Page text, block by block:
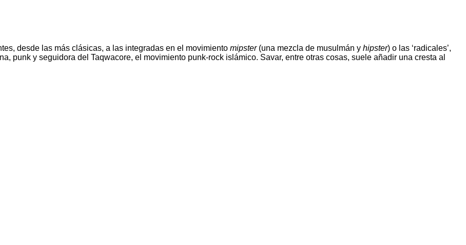
desde las más clásicas, a las integradas en el movimiento mipster(una mezcla de musulmán y hipster) o las ‘radicales’,
punk y seguidora del Taqwacore, el movimiento punk-rock islámico. Savar, entre otras cosas, suele añadir una cresta al